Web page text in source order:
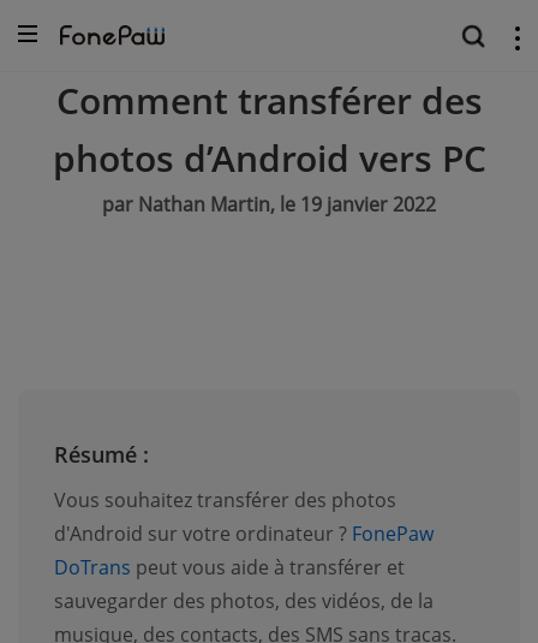
Comment transférer des
photos d’Android vers PC
par Nathan Martin, le 19 janvier 2022
Résumé :
Vous souhaitez transférer des photos
d'Android sur votre ordinateur ? FonePaw
DoTrans peut vous aide à transférer et
sauvegarder des photos, des vidéos, de la
musique, des contacts, des SMS sans tracas.